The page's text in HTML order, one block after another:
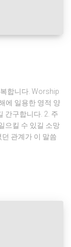
합니다. Worship
에 일용한 영적 양
간구합니다. 2. 주
으킬 수 있길 소망
관계가 이 말씀